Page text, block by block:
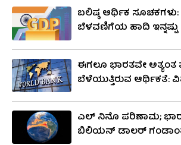
ಬಲಿಷ್ಠ ಆರ್ಥಿಕ
ಬೆಳವಣಿಗೆಯ ಹಾದಿ ಇನ್ನಷ್ಟು
ಈಗಲೂ ಭಾರತವೇ ಅತ್ಯಂತ
ಬೆಳೆಯುತ್ತಿರುವ ಆರ್ಥಿಕತೆ:
ಎಲ್ ನಿನೊ ಪರಿಣಾಮ;
ಬಿಲಿಯನ್ ಡಾಲರ್